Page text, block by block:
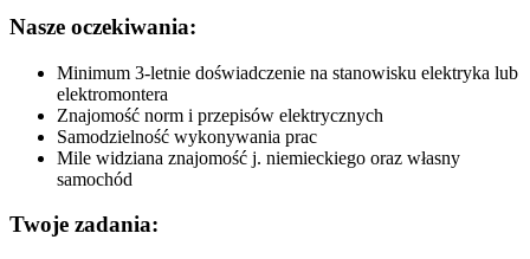
Nasze oczekiwania:
Minimum 3-letnie doświadczenie na stanowisku elektryka lub
elektromontera
Znajomość norm i przepisów elektrycznych
Samodzielność wykonywania prac
Mile widziana znajomość j. niemieckiego oraz własny
samochód
Twoje zadania: